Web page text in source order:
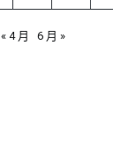
« 4 月 6 月 »